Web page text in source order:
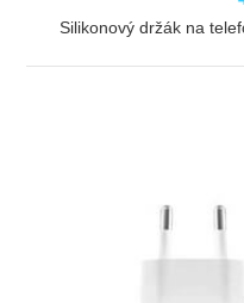
Silikonový držák na